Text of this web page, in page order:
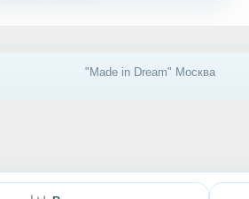
"Made in Dream" Москва